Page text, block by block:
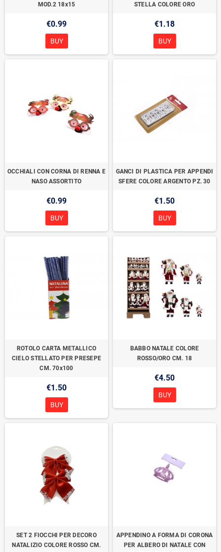
MOD.2 18x15
€0.99
BUY
STELLA COLORE ORO
€1.18
BUY
OCCHIALI CON CORNA DI RENNA E
NASO ASSORTITO
€0.99
BUY
GANCI DI PLASTICA PER APPENDI
SFERE COLORE ARGENTO PZ. 30
€1.50
BUY
ROTOLO CARTA METALLICO
CIELO STELLATO PER PRESEPE
CM. 70x100
€1.50
BUY
BABBO NATALE COLORE
ROSSO/ORO CM. 18
€4.50
BUY
SET 2 FIOCCHI PER DECORO
NATALIZIO COLORE ROSSO CM.
APPENDINO A FORMA DI CORONA
PER ALBERO DI NATALE CON